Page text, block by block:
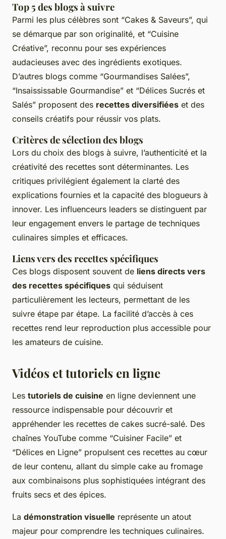
Top 5 des blogs à suivre
Parmi les plus célèbres sont “Cakes & Saveurs”, qui
se démarque par son originalité, et “Cuisine
Créative”, reconnu pour ses expériences
audacieuses avec des ingrédients exotiques.
D’autres blogs comme “Gourmandises Salées”,
“Insaississable Gourmandise” et “Délices Sucrés et
Salés” proposent des recettes diversifiées et des
conseils créatifs pour réussir vos plats.
Critères de sélection des blogs
Lors du choix des blogs à suivre, l’authenticité et la
créativité des recettes sont déterminantes. Les
critiques privilégient également la clarté des
explications fournies et la capacité des blogueurs à
innover. Les influenceurs leaders se distinguent par
leur engagement envers le partage de techniques
culinaires simples et efficaces.
Liens vers des recettes spécifiques
Ces blogs disposent souvent de liens directs vers
des recettes spécifiques qui séduisent
particulièrement les lecteurs, permettant de les
suivre étape par étape. La facilité d’accès à ces
recettes rend leur reproduction plus accessible pour
les amateurs de cuisine.
Vidéos et tutoriels en ligne
Les tutoriels de cuisine en ligne deviennent une
ressource indispensable pour découvrir et
appréhender les recettes de cakes sucré-salé. Des
chaînes YouTube comme “Cuisiner Facile” et
“Délices en Ligne” propulsent ces recettes au cœur
de leur contenu, allant du simple cake au fromage
aux combinaisons plus sophistiquées intégrant des
fruits secs et des épices.
La démonstration visuelle représente un atout
majeur pour comprendre les techniques culinaires.